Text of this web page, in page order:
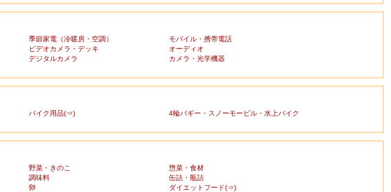
季節家電（冷暖房・空調）
モバイル・携帯電話
ビデオカメラ・デッキ
オーディオ
デジタルカメラ
カメラ・光学機器
バイク用品(⇒)
4輪バギー・スノーモービル・水上バイク
野菜・きのこ
惣菜・食材
調味料
缶詰・瓶詰
卵
ダイエットフード(⇒)